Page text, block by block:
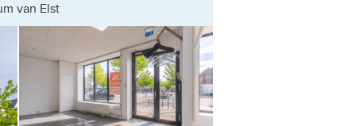
van Elst